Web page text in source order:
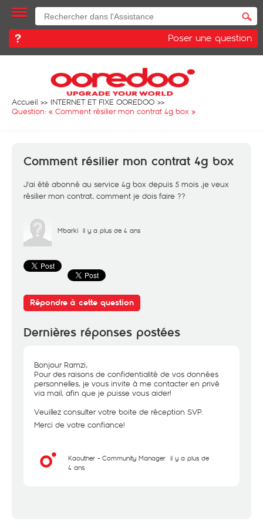
Poser une question
Accueil
INTERNET ET FIXE OOREDOO
Question: « Comment résilier mon contrat 4g box »
Comment résilier mon contrat 4g box
J'ai été abonné au service 4g box depuis 5 mois ,je veux
résilier mon contrat, comment je dois faire ??
Mbarki il y a plus de 4 ans
Répondre à cette question
Dernières réponses postées
Bonjour Ramzi,
Pour des raisons de confidentialité de vos données
personnelles, je vous invite à me contacter en privé
via mail, afin que je puisse vous aider!
Veuillez consulter votre boite de réception SVP.
Merci de votre confiance!
Kaouther - Community Manager il y a plus de
4 ans